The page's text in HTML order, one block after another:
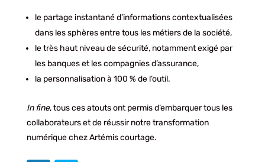
le partage instantané d’informations contextualisées
dans les sphères entre tous les métiers de la société,
le très haut niveau de sécurité, notamment exigé par
les banques et les compagnies d’assurance,
la personnalisation à 100 % de l’outil.
In fine, tous ces atouts ont permis d’embarquer tous les
collaborateurs et de réussir notre transformation
numérique chez Artémis courtage.